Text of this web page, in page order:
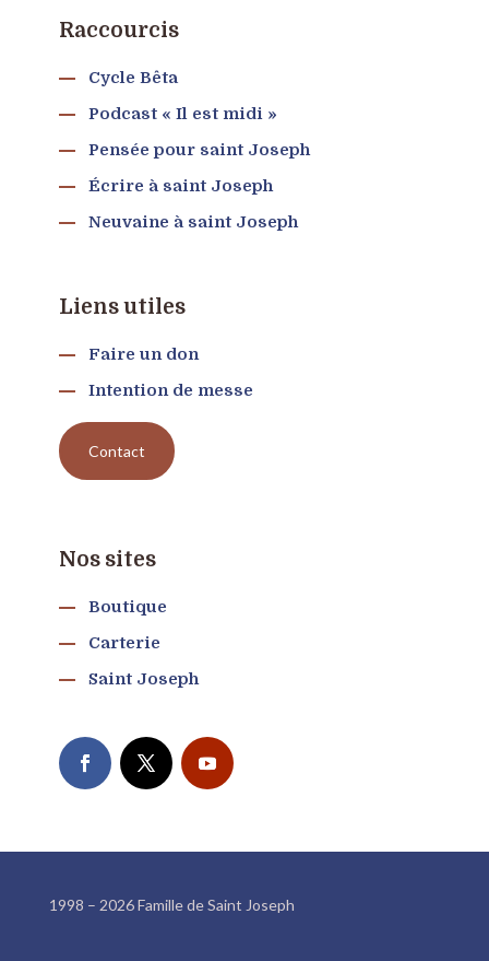
Raccourcis
Cycle Bêta
Podcast « Il est midi »
Pensée pour saint Joseph
Écrire à saint Joseph
Neuvaine à saint Joseph
Liens utiles
Faire un don
Intention de messe
Contact
Nos sites
Boutique
Carterie
Saint Joseph
1998 – 2026 Famille de Saint Joseph